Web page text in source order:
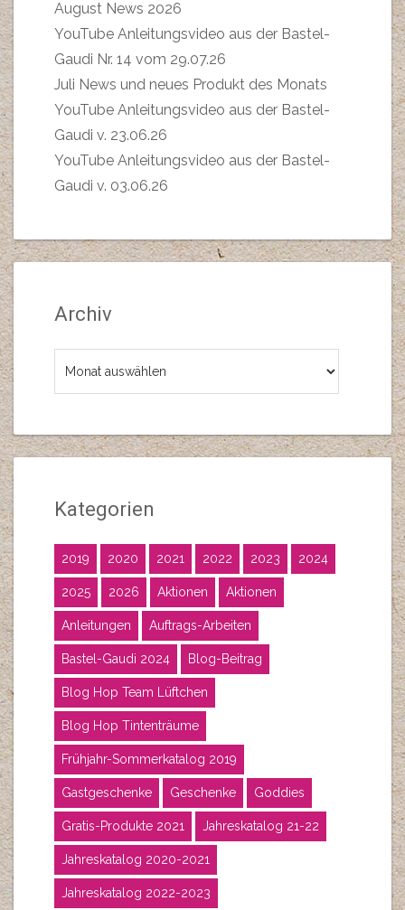
August News 2026
YouTube Anleitungsvideo aus der Bastel-
Gaudi Nr. 14 vom 29.07.26
Juli News und neues Produkt des Monats
YouTube Anleitungsvideo aus der Bastel-
Gaudi v. 23.06.26
YouTube Anleitungsvideo aus der Bastel-
Gaudi v. 03.06.26
Archiv
Kategorien
2019 2020 2021 2022 2023 2024
2025 2026 Aktionen Aktionen
Anleitungen Auftrags-Arbeiten
Bastel-Gaudi 2024 Blog-Beitrag
Blog Hop Team Lüftchen
Blog Hop Tintenträume
Frühjahr-Sommerkatalog 2019
Gastgeschenke Geschenke Goddies
Gratis-Produkte 2021 Jahreskatalog 21-22
Jahreskatalog 2020-2021
Jahreskatalog 2022-2023